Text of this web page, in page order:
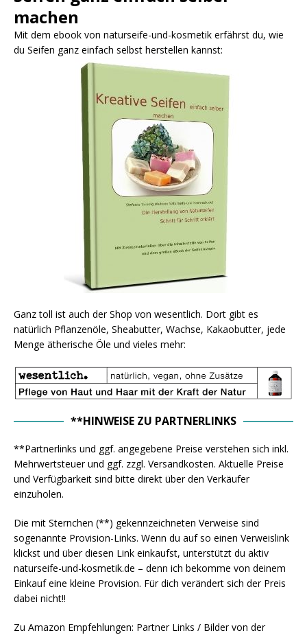
machen
Mit dem ebook von naturseife-und-kosmetik erfährst du, wie
du Seifen ganz einfach selbst herstellen kannst:
Ganz toll ist auch der Shop von wesentlich. Dort gibt es
natürlich Pflanzenöle, Sheabutter, Wachse, Kakaobutter, jede
Menge ätherische Öle und vieles mehr:
**HINWEISE ZU PARTNERLINKS
**Partnerlinks und ggf. angegebene Preise verstehen sich inkl.
Mehrwertsteuer und ggf. zzgl. Versandkosten. Aktuelle Preise
und Verfügbarkeit sind bitte direkt über den Verkäufer
einzuholen.
Die mit Sternchen (**) gekennzeichneten Verweise sind
sogenannte Provision-Links. Wenn du auf so einen Verweislink
klickst und über diesen Link einkaufst, unterstützt du aktiv
naturseife-und-kosmetik.de – denn ich bekomme von deinem
Einkauf eine kleine Provision. Für dich verändert sich der Preis
dabei nicht!!
Zu Amazon Empfehlungen: Partner Links / Bilder von der